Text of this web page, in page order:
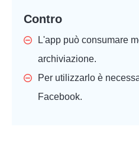
Contro
L'app può consumare
archiviazione.
Per utilizzarlo è
Facebook.